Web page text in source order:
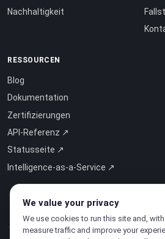
Nachhaltigkeit
RESSOURCEN
Blog
Dokumentation
Zertifizierungen
API-Referenz ↗
Statusseite ↗
Intelligence-as-a-Service ↗
We value your privacy
We use cookies to run this site and,
measure traffic and improve your